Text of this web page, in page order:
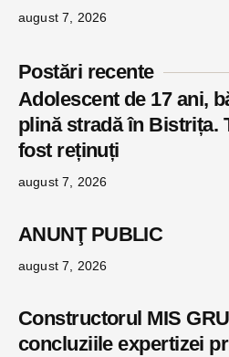
august 7, 2026
Postări recente
Adolescent de 17 ani,
plină stradă în Bistrița.
fost reținuți
august 7, 2026
ANUNŢ PUBLIC
august 7, 2026
Constructorul MIS
concluziile expertizei